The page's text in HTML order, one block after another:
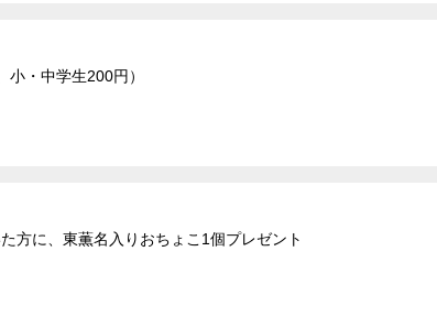
・中学生200円）
方に、東薫名入りおちょこ1個プレゼント